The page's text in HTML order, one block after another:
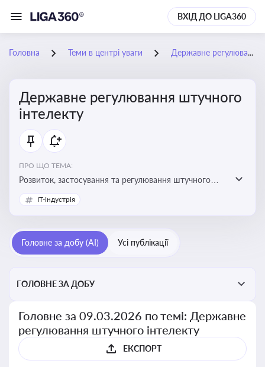
ВХІД ДО LIGA360
Головна Теми в центрі уваги Державне регулювання штучного інтелекту
Державне регулювання штучного
інтелекту
ПРО ЩО ТЕМА:
Розвиток, застосування та регулювання штучного
інтелекту в різних сферах — від управління бізнесом
до державного сектора
IT-індустрія
Головне за добу (AI) Усі публікації
ГОЛОВНЕ ЗА ДОБУ
Головне за 09.03.2026 по темі: Державне
регулювання штучного інтелекту
ЕКСПОРТ